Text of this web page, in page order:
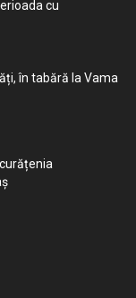
cu
în tabără la Vama